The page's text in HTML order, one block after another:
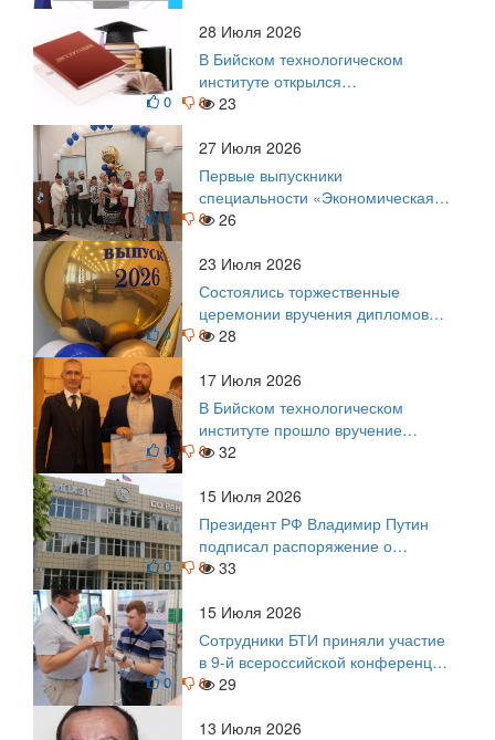
28 Июля 2026
В Бийском технологическом
институте открылся
диссертационный совет!
0 0 23
27 Июля 2026
Первые выпускники
специальности «Экономическая
безопасность»
0 0 26
23 Июля 2026
Состоялись торжественные
церемонии вручения дипломов
выпускникам БТИ
0 0 28
17 Июля 2026
В Бийском технологическом
институте прошло вручение
дипломов
0 0 32
15 Июля 2026
Президент РФ Владимир Путин
подписал распоряжение о
поощрении граждан и трудовых
0 0 33
15 Июля 2026
Сотрудники БТИ приняли участие
в 9-й всероссийской конференции
по задачам со свободными
0 0 29
13 Июля 2026